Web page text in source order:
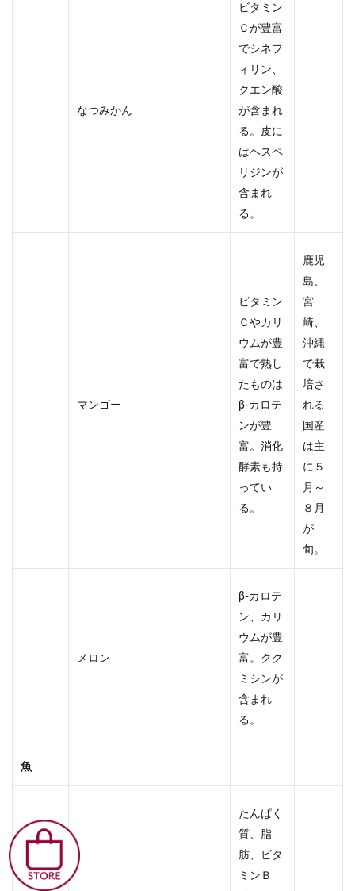
なつみかん
ビタミン
Ｃが豊富
でシネフ
ィリン、
クエン酸
が含まれ
る。皮に
はヘスペ
リジンが
含まれ
る。
マンゴー
ビタミン
Ｃやカリ
ウムが豊
富で熟し
たものは
β-カロテ
ンが豊
富。消化
酵素も持
ってい
る。
鹿児
島、
宮
崎、
沖縄
で栽
培さ
れる
国産
は主
に５
月～
８月
が
旬。
メロン
β-カロテ
ン、カリ
ウムが豊
富。クク
ミシンが
含まれ
る。
魚
たんぱく
質、脂
肪、ビタ
ミンＢ